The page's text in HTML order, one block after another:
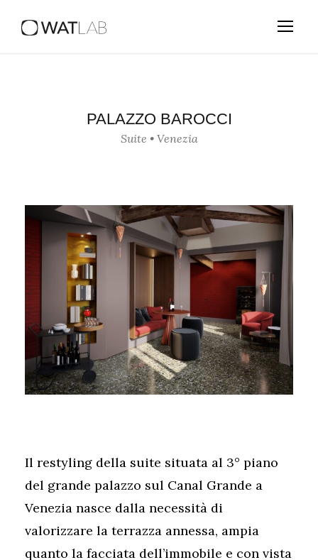
PALAZZO BAROCCI
Suite • Venezia
Il restyling della suite situata al 3° piano
del grande palazzo sul Canal Grande a
Venezia nasce dalla necessità di
valorizzare la terrazza annessa, ampia
quanto la facciata dell’immobile e con vista